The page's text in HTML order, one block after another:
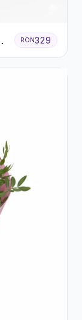
RON329